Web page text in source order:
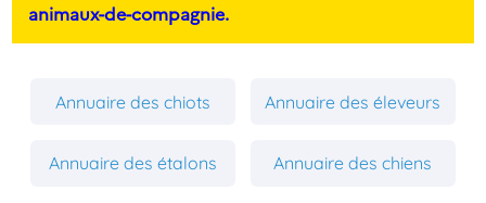
animaux-de-compagnie.
Annuaire des chiots Annuaire des éleveurs
Annuaire des étalons Annuaire des chiens